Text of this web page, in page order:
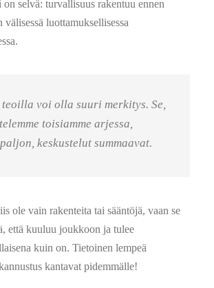
selvä: turvallisuus rakentuu ennen
luottamuksellisessa
voi olla suuri merkitys. Se,
toisiamme arjessa,
keskustelut summaavat.
ole vain rakenteita tai sääntöjä, vaan se
että kuuluu joukkoon ja tulee
kuin on. Tietoinen lempeä
kantavat pidemmälle!